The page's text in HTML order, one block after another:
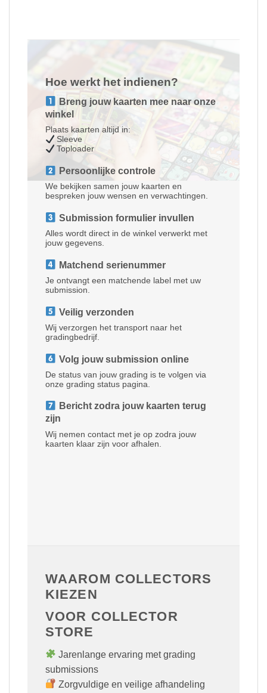
Hoe werkt het indienen?
Breng jouw kaarten mee naar onze
winkel
Plaats kaarten altijd in:
Sleeve
Toploader
Persoonlijke controle
We bekijken samen jouw kaarten en
bespreken jouw wensen en verwachtingen.
Submission formulier invullen
Alles wordt direct in de winkel verwerkt met
jouw gegevens.
Matchend serienummer
Je ontvangt een matchende label met uw
submission.
Veilig verzonden
Wij verzorgen het transport naar het
gradingbedrijf.
Volg jouw submission online
De status van jouw grading is te volgen via
onze grading status pagina.
Bericht zodra jouw kaarten terug
zijn
Wij nemen contact met je op zodra jouw
kaarten klaar zijn voor afhalen.
WAAROM COLLECTORS
KIEZEN
VOOR COLLECTOR
STORE
Jarenlange ervaring met grading
submissions
Zorgvuldige en veilige afhandeling